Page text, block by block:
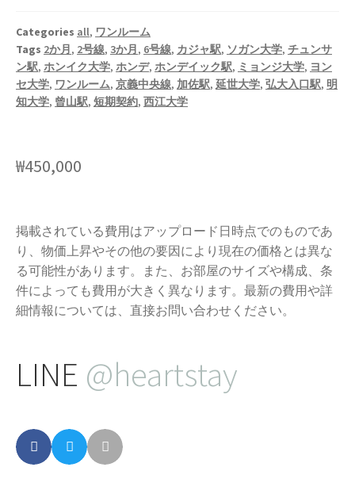
Categories all, ワンルーム
Tags 2か月, 2号線, 3か月, 6号線, カジャ駅, ソガン大学, チュンサ
ン駅, ホンイク大学, ホンデ, ホンデイック駅, ミョンジ大学, ヨン
セ大学, ワンルーム, 京義中央線, 加佐駅, 延世大学, 弘大入口駅, 明
知大学, 曾山駅, 短期契約, 西江大学
₩450,000
掲載されている費用はアップロード日時点でのものであ
り、物価上昇やその他の要因により現在の価格とは異な
る可能性があります。また、お部屋のサイズや構成、条
件によっても費用が大きく異なります。最新の費用や詳
細情報については、直接お問い合わせください。
LINE @heartstay